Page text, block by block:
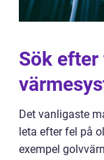
Sök
Det vanligaste
leta efter fel på
exempel